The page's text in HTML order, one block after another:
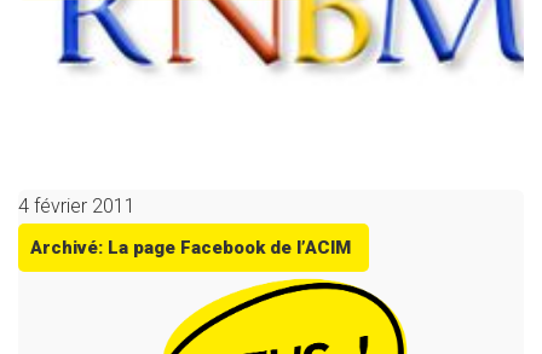
4 février 2011
Archivé: La page Facebook de l’ACIM